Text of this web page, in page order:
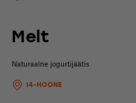
Melt
Naturaalne jogurtijäätis
I4-HOONE